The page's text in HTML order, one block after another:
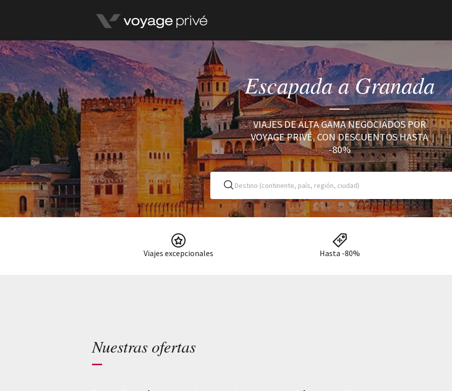
Escapada a Granada
VIAJES DE ALTA GAMA NEGOCIADOS POR
VOYAGE PRIVÉ, CON DESCUENTOS HASTA
-80%
Viajes excepcionales Hasta -80%
Nuestras ofertas